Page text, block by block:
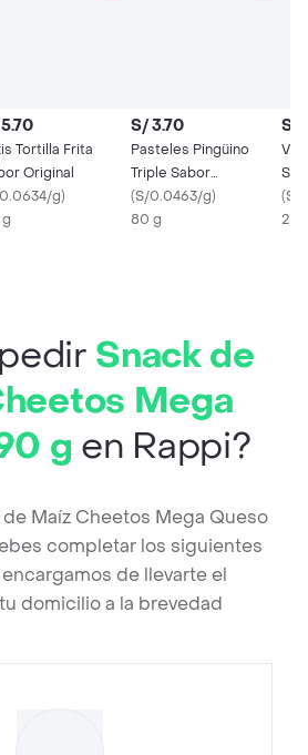
Tortilla Frita
Original
g)
S/ 3.70
Pasteles Pingüino
Triple Sabor
Chocolate
(S/0.0463/g)
80 g
S/
(S/
Snack de
Mega
g en Rappi?
Maíz Cheetos Mega Queso
completar los siguientes
de llevarte el
domicilio a la brevedad